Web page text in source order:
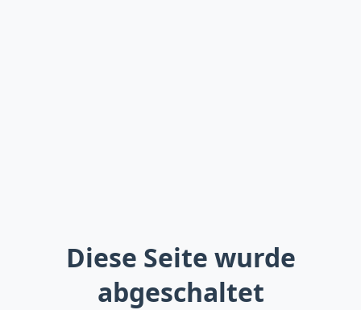
Diese Seite wurde
abgeschaltet